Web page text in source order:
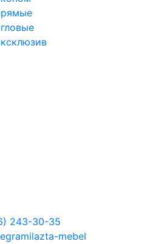
243-30-35
ilazta-mebel